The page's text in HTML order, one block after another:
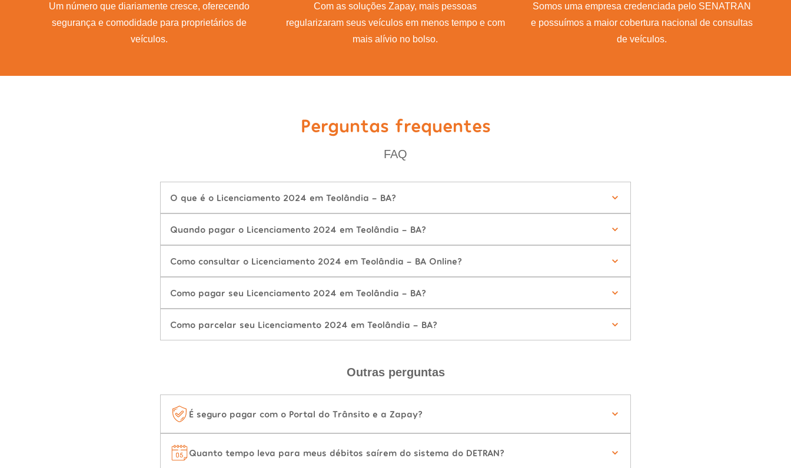
Um número que diariamente cresce, oferecendo
segurança e comodidade para proprietários de
veículos.
Com as soluções Zapay, mais pessoas
regularizaram seus veículos em menos tempo e com
mais alívio no bolso.
Somos uma empresa credenciada pelo SENATRAN
e possuímos a maior cobertura nacional de consultas
de veículos.
Perguntas frequentes
FAQ
O que é o Licenciamento 2024 em Teolândia - BA?
Quando pagar o Licenciamento 2024 em Teolândia - BA?
Como consultar o Licenciamento 2024 em Teolândia - BA Online?
Como pagar seu Licenciamento 2024 em Teolândia - BA?
Como parcelar seu Licenciamento 2024 em Teolândia - BA?
Outras perguntas
É seguro pagar com o Portal do Trânsito e a Zapay?
Quanto tempo leva para meus débitos saírem do sistema do DETRAN?